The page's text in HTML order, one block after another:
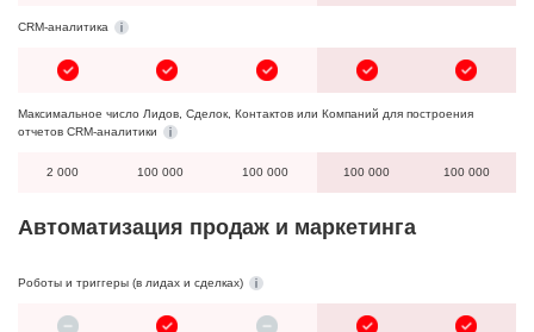
CRM-аналитика
Максимальное число Лидов, Сделок, Контактов или Компаний для построения
отчетов CRM-аналитики
2 000 100 000 100 000 100 000 100 000
Автоматизация продаж и маркетинга
Роботы и триггеры (в лидах и сделках)